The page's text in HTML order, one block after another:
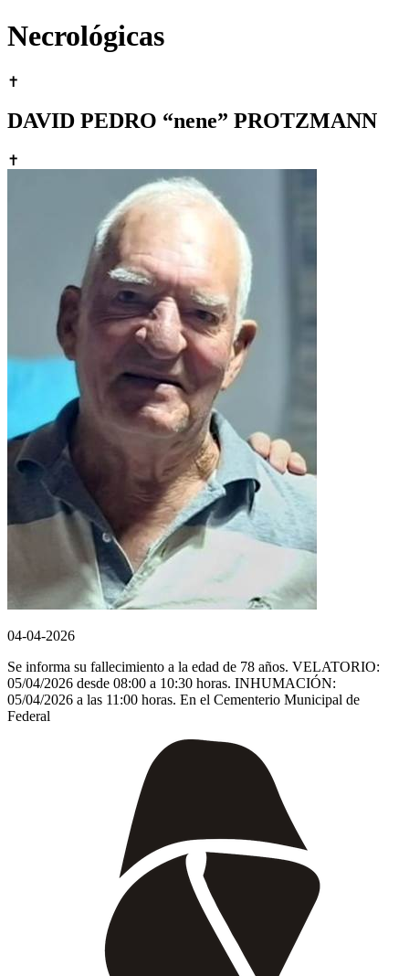
Necrológicas
✝
DAVID PEDRO “nene” PROTZMANN
✝
04-04-2026
Se informa su fallecimiento a la edad de 78 años. VELATORIO:
05/04/2026 desde 08:00 a 10:30 horas. INHUMACIÓN:
05/04/2026 a las 11:00 horas. En el Cementerio Municipal de
Federal